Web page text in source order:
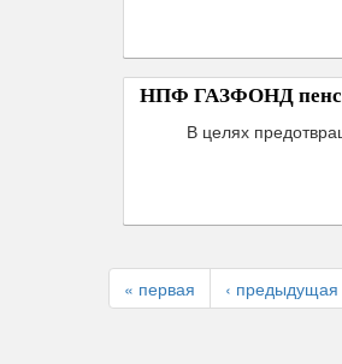
НПФ ГАЗФОНД
В целях
« первая ‹ предыдущая